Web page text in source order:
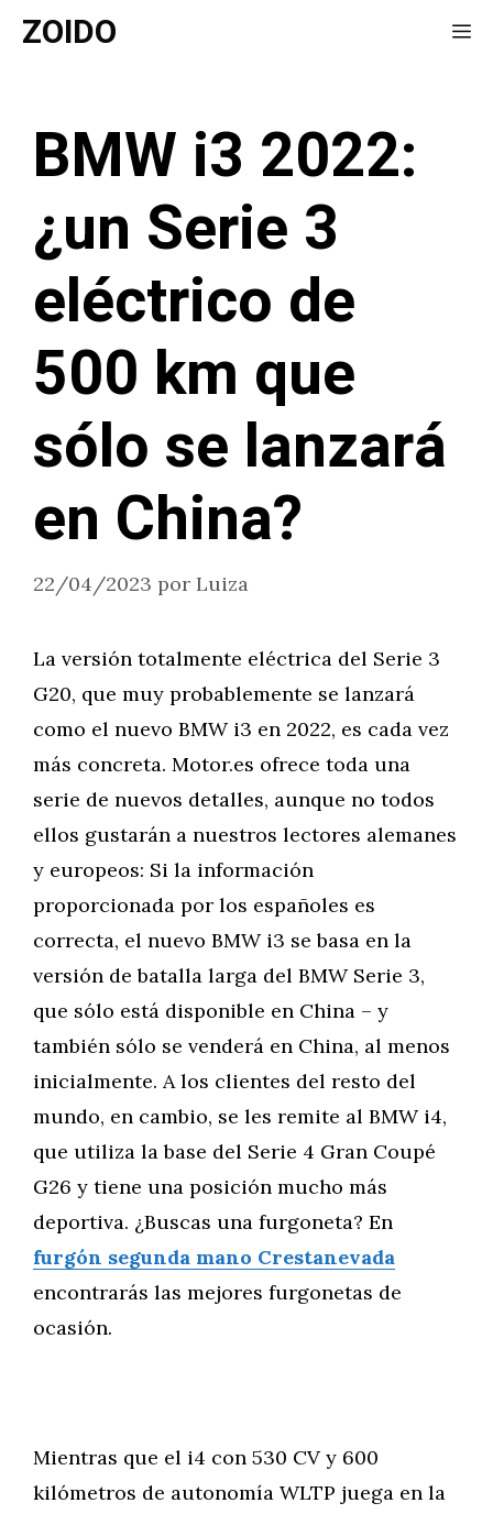
Saltar
ZOIDO
BMW i3 2022:
¿un Serie 3
eléctrico de
500 km que
sólo se lanzará
en China?
22/04/2023 por Luiza
La versión totalmente eléctrica del Serie 3
G20, que muy probablemente se lanzará
como el nuevo BMW i3 en 2022, es cada vez
más concreta. Motor.es ofrece toda una
serie de nuevos detalles, aunque no todos
ellos gustarán a nuestros lectores alemanes
y europeos: Si la información
proporcionada por los españoles es
correcta, el nuevo BMW i3 se basa en la
versión de batalla larga del BMW Serie 3,
que sólo está disponible en China – y
también sólo se venderá en China, al menos
inicialmente. A los clientes del resto del
mundo, en cambio, se les remite al BMW i4,
que utiliza la base del Serie 4 Gran Coupé
G26 y tiene una posición mucho más
deportiva. ¿Buscas una furgoneta? En
furgón segunda mano Crestanevada
encontrarás las mejores furgonetas de
ocasión.
Mientras que el i4 con 530 CV y 600
kilómetros de autonomía WLTP juega en la